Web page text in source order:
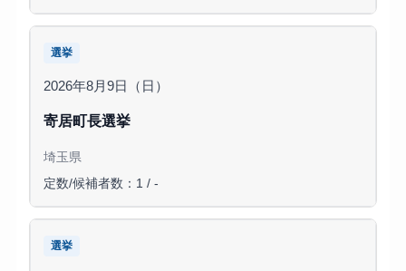
選挙
2026年8月9日（日）
寄居町長選挙
埼玉県
定数/候補者数：1 / -
選挙